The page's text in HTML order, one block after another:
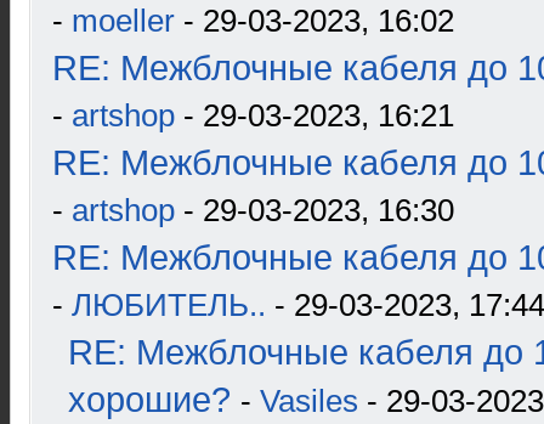
- moeller - 29-03-2023, 16:02
RE: Межблочные кабеля до
- artshop - 29-03-2023, 16:21
RE: Межблочные кабеля до
- artshop - 29-03-2023, 16:30
RE: Межблочные кабеля до
- ЛЮБИТЕЛЬ.. - 29-03-2023, 17:44
RE: Межблочные кабеля до
хорошие? - Vasiles - 29-03-